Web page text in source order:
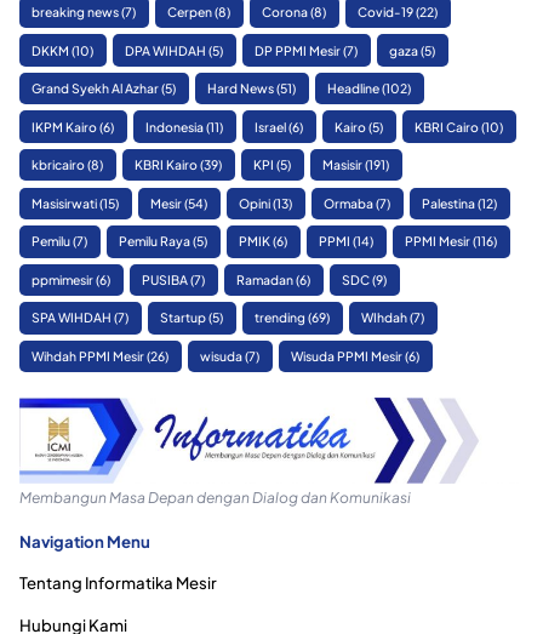
breaking news(7) Cerpen(8) Corona(8) Covid-19(22)
DKKM (10) DPA WIHDAH (5) DP PPMI Mesir(7) gaza(5)
Grand Syekh Al Azhar(5) Hard News(51) Headline(102)
IKPM Kairo(6) Indonesia(11) Israel(6) Kairo(5) KBRI Cairo(10)
kbricairo(8) KBRI Kairo(39) KPI (5) Masisir(191)
Masisirwati(15) Mesir(54) Opini(13) Ormaba(7) Palestina(12)
Pemilu(7) Pemilu Raya(5) PMIK(6) PPMI (14) PPMI Mesir(116)
ppmimesir(6) PUSIBA(7) Ramadan(6) SDC(9)
SPA WIHDAH (7) Startup(5) trending (69) WIhdah(7)
Wihdah PPMI Mesir(26) wisuda(7) Wisuda PPMI Mesir(6)
Membangun Masa Depan dengan Dialog dan Komunikasi
Navigation Menu
Tentang Informatika Mesir
Hubungi Kami